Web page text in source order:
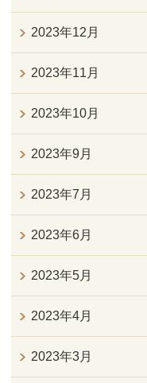
2023年12月
2023年11月
2023年10月
2023年9月
2023年7月
2023年6月
2023年5月
2023年4月
2023年3月